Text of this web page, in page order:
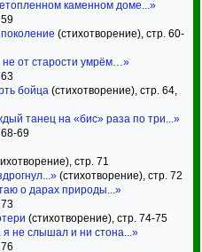
каменном доме...»
(стихотворение), стр. 60-
от старости умрём…»
бойца (стихотворение), стр. 64,
танец на «бис» раза по три...»
68-69
стр. 71
(стихотворение), стр. 72
о дарах природы...»
(стихотворение), стр. 74-75
я не слышал и ни стона...»